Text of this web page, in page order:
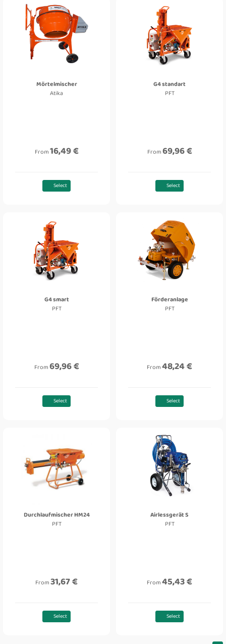
Mörtelmischer
Atika
From16,49 €
Select
G4 standart
PFT
From69,96 €
Select
G4 smart
PFT
From69,96 €
Select
Förderanlage
PFT
From48,24 €
Select
Durchlaufmischer HM24
PFT
From31,67 €
Select
Airlessgerät S
PFT
From45,43 €
Select